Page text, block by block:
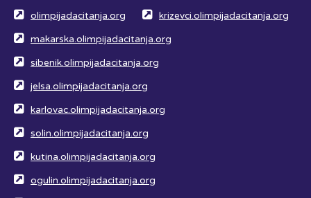
olimpijadacitanja.org krizevci.olimpijadacitanja.org
makarska.olimpijadacitanja.org
sibenik.olimpijadacitanja.org
jelsa.olimpijadacitanja.org
karlovac.olimpijadacitanja.org
solin.olimpijadacitanja.org
kutina.olimpijadacitanja.org
ogulin.olimpijadacitanja.org